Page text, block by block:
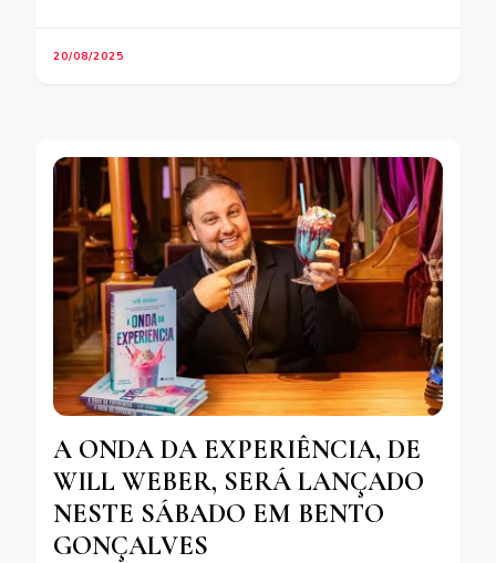
20/08/2025
A ONDA DA EXPERIÊNCIA, DE
WILL WEBER, SERÁ LANÇADO
NESTE SÁBADO EM BENTO
GONÇALVES